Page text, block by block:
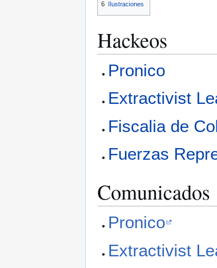
6
Ilustraciones
Hackeos
Pronico
Extractivist
Fiscalia de
Fuerzas
Comunicados
Pronico
Extractivist